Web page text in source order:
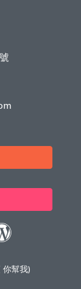
幫我)